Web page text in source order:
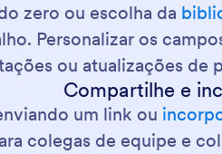
zero ou escolha da
Personalizar os
ou atualizações de
Compartilhe e
um link ou
colegas de equipe e